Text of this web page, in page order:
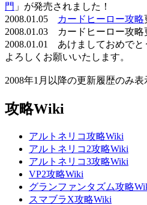
門 」が発売されました！
2008.01.05
カードヒーロー攻略
2008.01.03 カードヒーロー攻略
2008.01.01 あけましておめで
よろしくお願いいたします。
2008年1月以降の更新履歴のみ表
攻略Wiki
アルトネリコ攻略Wiki
アルトネリコ2攻略Wiki
アルトネリコ3攻略Wiki
VP2攻略Wiki
グランファンタズム攻略
スマブラX攻略Wiki